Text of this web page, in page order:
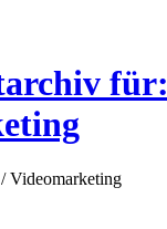
für:
/ Videomarketing